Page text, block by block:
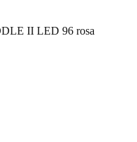
II LED 96 rosa